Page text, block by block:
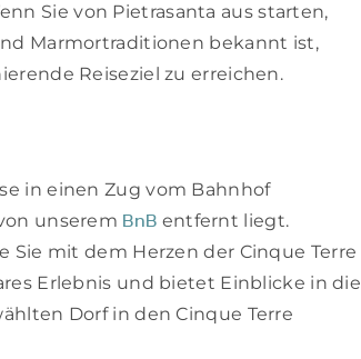
Sie von Pietrasanta aus starten,
Marmortraditionen bekannt ist,
Reiseziel zu erreichen.
in einen Zug vom Bahnhof
unserem BnB entfernt liegt.
mit dem Herzen der Cinque Terre
Erlebnis und bietet Einblicke in die
Dorf in den Cinque Terre